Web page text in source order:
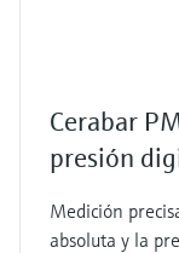
Cerabar
presión
Medición
absoluta y la